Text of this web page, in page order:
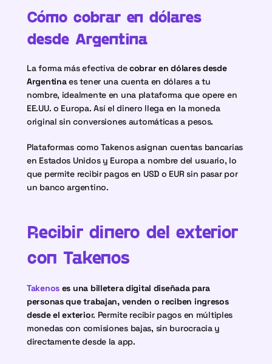
Cómo cobrar en dólares
desde Argentina
La forma más efectiva de cobrar en dólares desde
Argentina es tener una cuenta en dólares a tu
nombre, idealmente en una plataforma que opere en
EE.UU. o Europa. Así el dinero llega en la moneda
original sin conversiones automáticas a pesos.
Plataformas como Takenos asignan cuentas bancarias
en Estados Unidos y Europa a nombre del usuario, lo
que permite recibir pagos en USD o EUR sin pasar por
un banco argentino.
Recibir dinero del exterior
con Takenos
Takenos es una billetera digital diseñada para
personas que trabajan, venden o reciben ingresos
desde el exterior. Permite recibir pagos en múltiples
monedas con comisiones bajas, sin burocracia y
directamente desde la app.